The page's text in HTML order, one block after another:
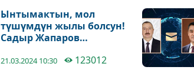
Ынтымактын, мол
түшүмдүн жылы болсун!
Садыр Жапаров
куттуктады
21.03.2024 10:30 123012